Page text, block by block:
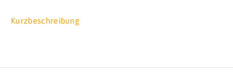
Kurzbeschreibung